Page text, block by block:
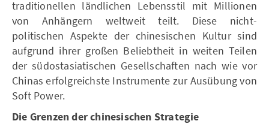
traditionellen ländlichen Lebensstil mit Millionen
von Anhängern weltweit teilt. Diese nicht-
politischen Aspekte der chinesischen Kultur sind
aufgrund ihrer großen Beliebtheit in weiten Teilen
der südostasiatischen Gesellschaften nach wie vor
Chinas erfolgreichste Instrumente zur Ausübung von
Soft Power.
Die Grenzen der chinesischen Strategie